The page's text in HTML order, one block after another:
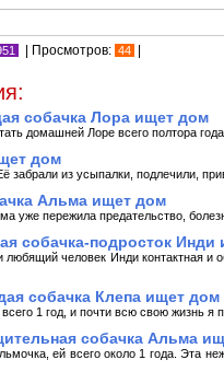
| Просмотров: 44
собачка Лора ищет дом
домашней Лоре всего полтора
дом
из усыпалки, подлечили,
Альма ищет дом
уже пережила предательство,
собачка-подросток
человек Инди контактная и
собачка Клепа ищет дом
1 год, и почти всю свою жизнь я
собачка Альма
ей всего около 1 года. Эта